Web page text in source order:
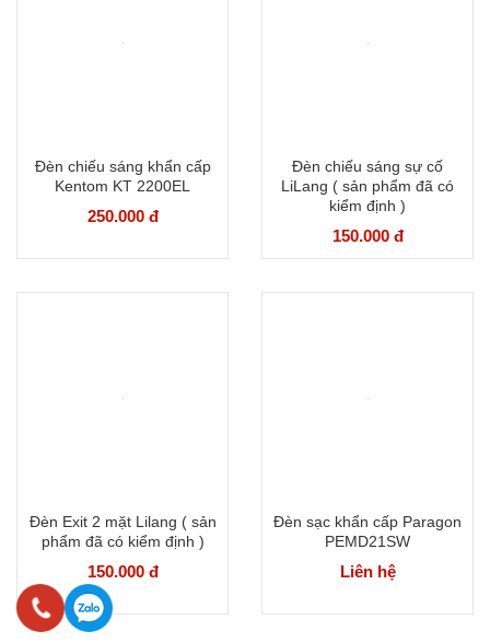
Đèn chiếu sáng khẩn cấp
Kentom KT 2200EL
250.000 đ
Đèn chiếu sáng sự cố
LiLang ( sản phẩm đã có
kiểm định )
150.000 đ
Đèn Exit 2 mặt Lilang ( sản
phẩm đã có kiểm định )
150.000 đ
Đèn sạc khẩn cấp Paragon
PEMD21SW
Liên hệ